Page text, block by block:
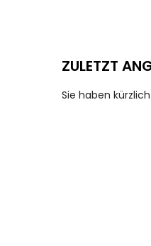
ZULETZT
Sie haben